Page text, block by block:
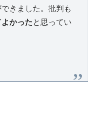
きました。批判も
かったと思ってい